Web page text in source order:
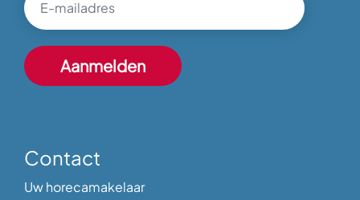
Contact
Uw horecamakelaar